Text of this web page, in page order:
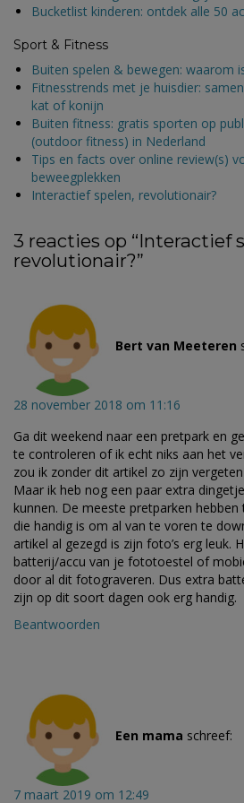
Bucketlist kinderen: ontdek alle 50
Sport & Fitness
Buiten spelen & bewegen: waarom
Fitnesstrends met je huisdier:
kat of konijn
Buiten fitness: gratis sporten op
(outdoor fitness) in Nederland
Tips en facts over online review(s)
beweegplekken
Interactief spelen, revolutionair?
3 reacties op “Interactief
revolutionair?”
Bert van Meeteren
28 november 2018 om 11:16
Ga dit weekend naar een pretpark en
te controleren of ik echt niks aan het
zou ik zonder dit artikel zo zijn
Maar ik heb nog een paar extra
kunnen. De meeste pretparken
die handig is om al van te voren te
artikel al gezegd is zijn foto’s erg leuk.
batterij/accu van je fototoestel of
door al dit fotograveren. Dus extra
zijn op dit soort dagen ook erg handig.
Beantwoorden
Een mama schreef:
7 maart 2019 om 12:49